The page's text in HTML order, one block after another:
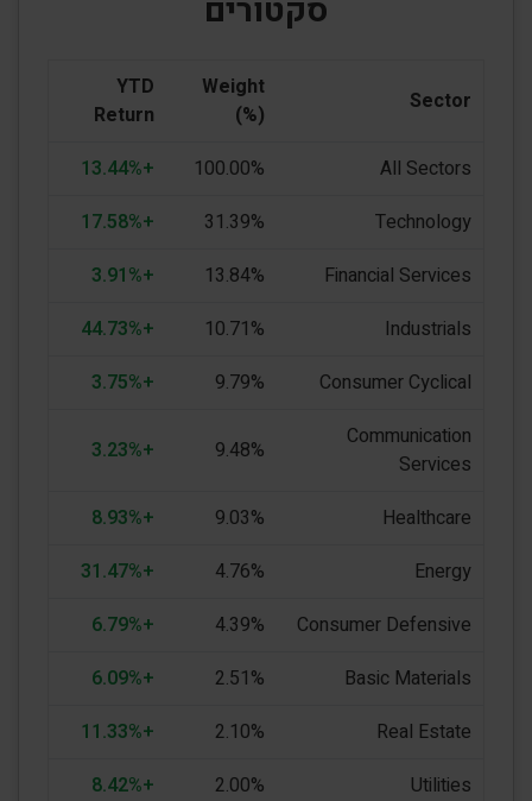
סקטורים
Sector
Weight
(%)
YTD
Return
All Sectors
100.00%
+13.44%
Technology
31.39%
+17.58%
Financial Services
13.84%
+3.91%
Industrials
10.71%
+44.73%
Consumer Cyclical
9.79%
+3.75%
Communication
Services
9.48%
+3.23%
Healthcare
9.03%
+8.93%
Energy
4.76%
+31.47%
Consumer Defensive
4.39%
+6.79%
Basic Materials
2.51%
+6.09%
Real Estate
2.10%
+11.33%
Utilities
2.00%
+8.42%